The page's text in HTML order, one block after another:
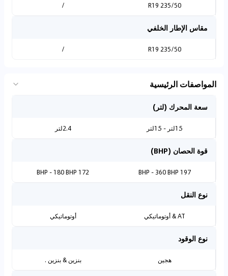
235/50 R19
/
مقاس الإطار الخلفي
235/50 R19
/
المواصفات الرئيسية
سعة المحرك (لتر)
1.5لتر - 1.5لتر 2.4لتر
قوة الحصان (BHP)
197 BHP - 360 BHP
172 BHP - 180 BHP
نوع النقل
AT & أوتوماتيكي أوتوماتيكي
نوع الوقود
هجين بنزين & بنزين .